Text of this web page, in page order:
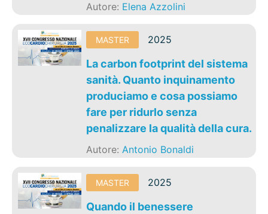
Autore: Elena Azzolini
MASTER 2025
La carbon footprint del sistema
sanità. Quanto inquinamento
produciamo e cosa possiamo
fare per ridurlo senza
penalizzare la qualità della cura.
Autore:Antonio Bonaldi
MASTER 2025
Quando il benessere